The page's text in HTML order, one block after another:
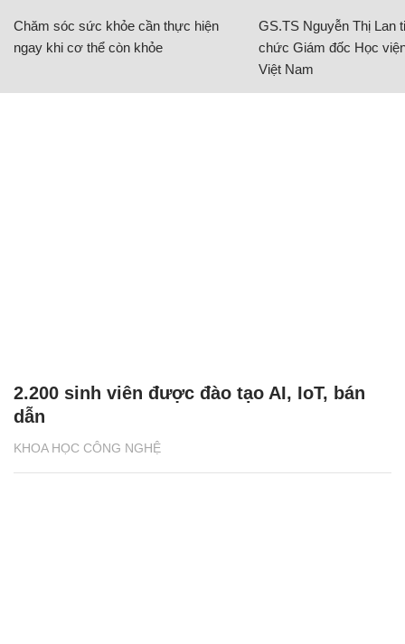
Chăm sóc sức khỏe cần thực hiện
ngay khi cơ thể còn khỏe
GS.TS Nguyễn Thị Lan
chức Giám đốc Học
Việt Nam
KHOA HỌC CÔNG NGHỆ
2.200 sinh viên được đào tạo AI, IoT, bán
dẫn